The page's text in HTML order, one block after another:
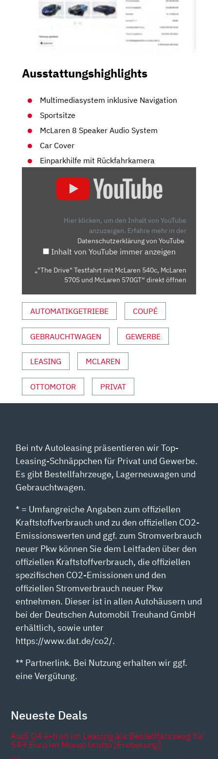
Ausstattungshighlights
Multimediasystem inklusive Navigation
Sportsitze
McLaren 8 Speaker Audio System
Car Cover
Einparkhilfe mit Rückfahrkamera
TESTFAHRT
VON
YOUTUBE
Hier klicken, um den Inhalt von YouTube
anzuzeigen. Erfahre mehr in der
Datenschutzerklärung von YouTube.
Inhalt von YouTube immer anzeigen
„"The Drive" Testfahrt mit McLaren 540c, McLaren
570S und McLaren 570GT“ direkt öffnen
AUTOMATIKGETRIEBE COUPÉ
GEBRAUCHTWAGEN GEWERBE
LEASING MCLAREN
OTTOMOTOR PRIVAT
Bei ntv Autoleasing präsentieren wir Top-
Leasing-Schnäppchen für Privat und Gewerbe.
Es gibt Bestellfahrzeuge, Lagerneuwagen und
Gebrauchtwagen.
* = Umfangreiche Angaben zum offiziellen
Kraftstoffverbrauch und zu den offiziellen CO2-
Emissionswerten und ggf. zum Stromverbrauch
neuer Pkw können Sie dem Leitfaden über den
offiziellen Kraftstoffverbrauch, die offiziellen
spezifischen CO2-Emissionen und den
offiziellen Stromverbrauch neuer Pkw
entnehmen. Dieser ist in allen Autohäusern und
bei der Deutschen Automobil Treuhand GmbH
erhältlich, sowie unter
https://www.dat.de/co2/.
** Partnerlink. Bei Nutzung erhalten wir ggf.
eine Vergütung.
Neueste Deals
Audi Q4 e-tron im Leasing als Bestellfahrzeug für
549 Euro im Monat brutto [Eroberung]